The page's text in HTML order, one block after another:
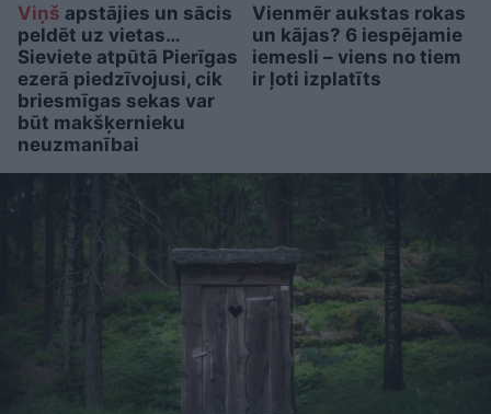
Viņš apstājies un sācis
peldēt uz vietas…
Sieviete atpūtā Pierīgas
ezerā piedzīvojusi, cik
briesmīgas sekas var
būt makšķernieku
neuzmanībai
Vienmēr aukstas rokas
un kājas? 6 iespējamie
iemesli – viens no tiem
ir ļoti izplatīts